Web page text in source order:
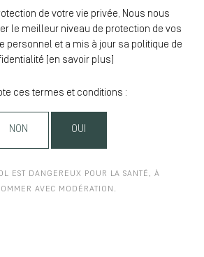
de votre vie privée, Nous nous
le meilleur niveau de protection de vos
personnel et a mis à jour sa politique de
[
en savoir plus
ces termes et conditions :
NON OUI
EST DANGEREUX POUR LA SANTÉ, À
AVEC MODÉRATION.